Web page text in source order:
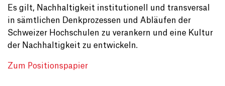
Es gilt, Nachhaltigkeit institutionell und transversal
in sämtlichen Denkprozessen und Abläufen der
Schweizer Hochschulen zu verankern und eine Kultur
der Nachhaltigkeit zu entwickeln.
Zum Positionspapier